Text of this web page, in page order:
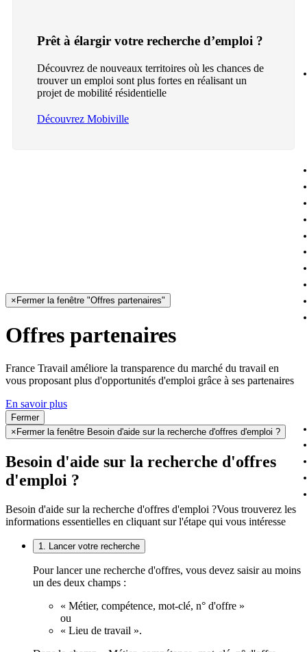
Prêt à élargir votre recherche d’emploi ?
Découvrez de nouveaux territoires où les chances de
trouver un emploi sont plus fortes en réalisant un
projet de mobilité résidentielle
Découvrez Mobiville
× Fermer la fenêtre "Offres partenaires"
Offres partenaires
France Travail améliore la transparence du marché du travail en
vous proposant plus d'opportunités d'emploi grâce à ses partenaires
En savoir plus
Fermer
× Fermer la fenêtre Besoin d'aide sur la recherche d'offres d'emploi ?
Besoin d'aide sur la recherche d'offres
d'emploi ?
Besoin d'aide sur la recherche d'offres d'emploi ?Vous trouverez les
informations essentielles en cliquant sur l'étape qui vous intéresse
1. Lancer votre recherche
Pour lancer une recherche d'offres, vous devez saisir au moins
un des deux champs :
« Métier, compétence, mot-clé, n° d'offre »
ou
« Lieu de travail ».